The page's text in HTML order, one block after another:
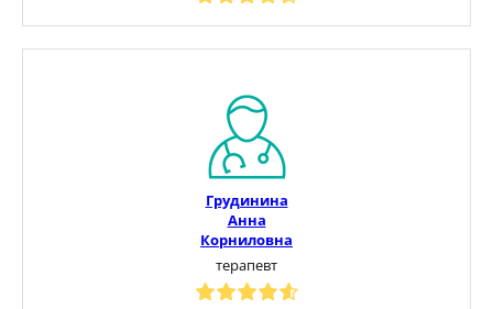
Грудинина
Анна
Корниловна
терапевт